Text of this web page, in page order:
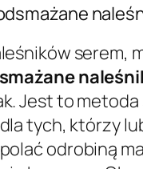
serem,
Jest to
tych, którzy
odrobiną